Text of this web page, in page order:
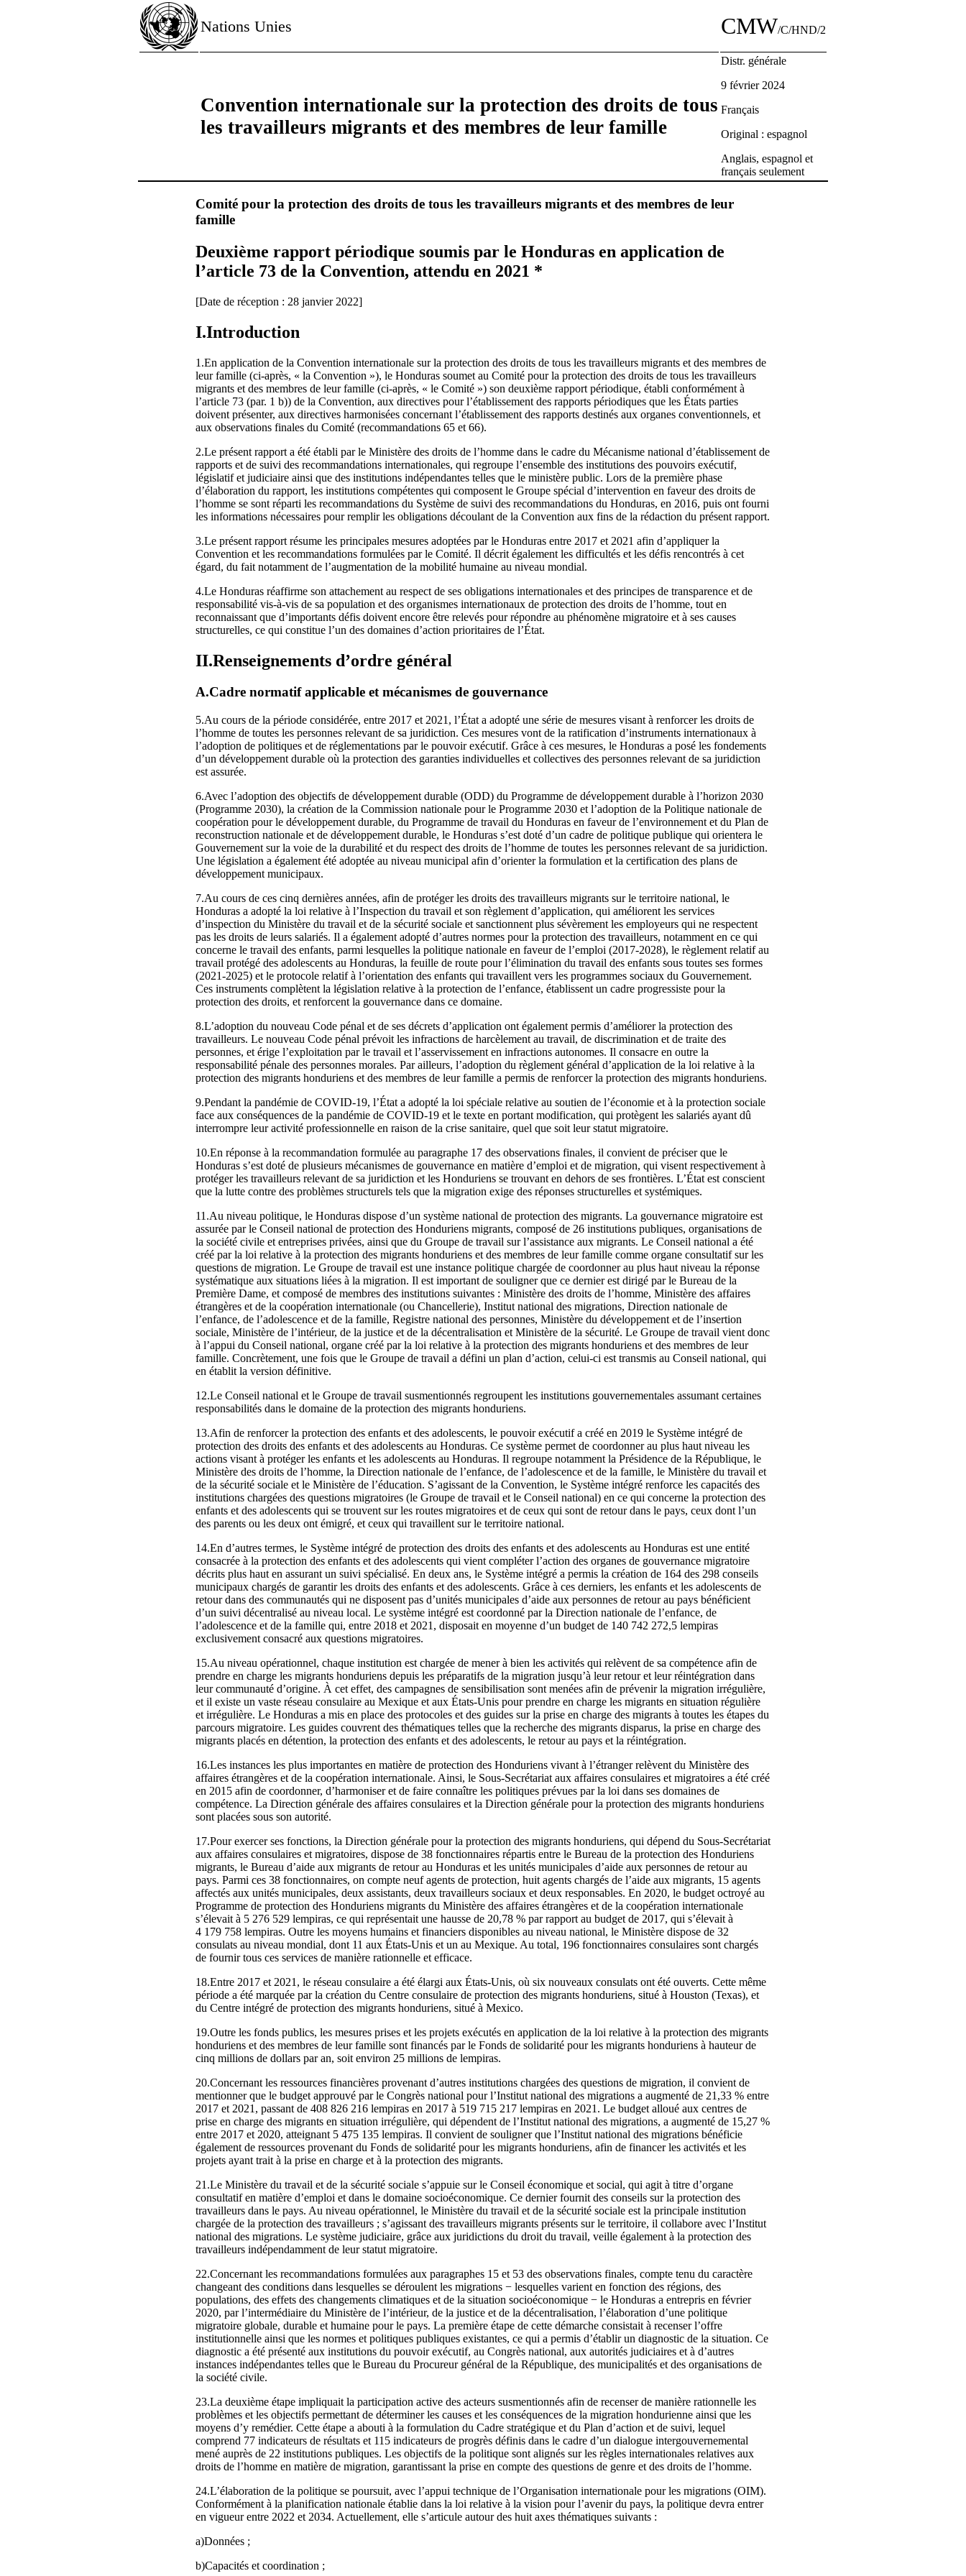
Nations Unies CMW/C/HND/2
Convention internationale sur la protection des droits de tous
les travailleurs migrants et des membres de leur famille
Distr. générale
9 février 2024
Français
Original : espagnol
Anglais, espagnol et
français seulement
Comité pour la protection des droits de tous les travailleurs migrants et des membres de leur
famille
Deuxième rapport périodique soumis par le Honduras en application de
l’article 73 de la Convention, attendu en 2021 *
[Date de réception : 28 janvier 2022]
I.Introduction
1.En application de la Convention internationale sur la protection des droits de tous les travailleurs migrants et des membres de
leur famille (ci-après, « la Convention »), le Honduras soumet au Comité pour la protection des droits de tous les travailleurs
migrants et des membres de leur famille (ci-après, « le Comité ») son deuxième rapport périodique, établi conformément à
l’article 73 (par. 1 b)) de la Convention, aux directives pour l’établissement des rapports périodiques que les États parties
doivent présenter, aux directives harmonisées concernant l’établissement des rapports destinés aux organes conventionnels, et
aux observations finales du Comité (recommandations 65 et 66).
2.Le présent rapport a été établi par le Ministère des droits de l’homme dans le cadre du Mécanisme national d’établissement de
rapports et de suivi des recommandations internationales, qui regroupe l’ensemble des institutions des pouvoirs exécutif,
législatif et judiciaire ainsi que des institutions indépendantes telles que le ministère public. Lors de la première phase
d’élaboration du rapport, les institutions compétentes qui composent le Groupe spécial d’intervention en faveur des droits de
l’homme se sont réparti les recommandations du Système de suivi des recommandations du Honduras, en 2016, puis ont fourni
les informations nécessaires pour remplir les obligations découlant de la Convention aux fins de la rédaction du présent rapport.
3.Le présent rapport résume les principales mesures adoptées par le Honduras entre 2017 et 2021 afin d’appliquer la
Convention et les recommandations formulées par le Comité. Il décrit également les difficultés et les défis rencontrés à cet
égard, du fait notamment de l’augmentation de la mobilité humaine au niveau mondial.
4.Le Honduras réaffirme son attachement au respect de ses obligations internationales et des principes de transparence et de
responsabilité vis-à-vis de sa population et des organismes internationaux de protection des droits de l’homme, tout en
reconnaissant que d’importants défis doivent encore être relevés pour répondre au phénomène migratoire et à ses causes
structurelles, ce qui constitue l’un des domaines d’action prioritaires de l’État.
II.Renseignements d’ordre général
A.Cadre normatif applicable et mécanismes de gouvernance
5.Au cours de la période considérée, entre 2017 et 2021, l’État a adopté une série de mesures visant à renforcer les droits de
l’homme de toutes les personnes relevant de sa juridiction. Ces mesures vont de la ratification d’instruments internationaux à
l’adoption de politiques et de réglementations par le pouvoir exécutif. Grâce à ces mesures, le Honduras a posé les fondements
d’un développement durable où la protection des garanties individuelles et collectives des personnes relevant de sa juridiction
est assurée.
6.Avec l’adoption des objectifs de développement durable (ODD) du Programme de développement durable à l’horizon 2030
(Programme 2030), la création de la Commission nationale pour le Programme 2030 et l’adoption de la Politique nationale de
coopération pour le développement durable, du Programme de travail du Honduras en faveur de l’environnement et du Plan de
reconstruction nationale et de développement durable, le Honduras s’est doté d’un cadre de politique publique qui orientera le
Gouvernement sur la voie de la durabilité et du respect des droits de l’homme de toutes les personnes relevant de sa juridiction.
Une législation a également été adoptée au niveau municipal afin d’orienter la formulation et la certification des plans de
développement municipaux.
7.Au cours de ces cinq dernières années, afin de protéger les droits des travailleurs migrants sur le territoire national, le
Honduras a adopté la loi relative à l’Inspection du travail et son règlement d’application, qui améliorent les services
d’inspection du Ministère du travail et de la sécurité sociale et sanctionnent plus sévèrement les employeurs qui ne respectent
pas les droits de leurs salariés. Il a également adopté d’autres normes pour la protection des travailleurs, notamment en ce qui
concerne le travail des enfants, parmi lesquelles la politique nationale en faveur de l’emploi (2017-2028), le règlement relatif au
travail protégé des adolescents au Honduras, la feuille de route pour l’élimination du travail des enfants sous toutes ses formes
(2021-2025) et le protocole relatif à l’orientation des enfants qui travaillent vers les programmes sociaux du Gouvernement.
Ces instruments complètent la législation relative à la protection de l’enfance, établissent un cadre progressiste pour la
protection des droits, et renforcent la gouvernance dans ce domaine.
8.L’adoption du nouveau Code pénal et de ses décrets d’application ont également permis d’améliorer la protection des
travailleurs. Le nouveau Code pénal prévoit les infractions de harcèlement au travail, de discrimination et de traite des
personnes, et érige l’exploitation par le travail et l’asservissement en infractions autonomes. Il consacre en outre la
responsabilité pénale des personnes morales. Par ailleurs, l’adoption du règlement général d’application de la loi relative à la
protection des migrants honduriens et des membres de leur famille a permis de renforcer la protection des migrants honduriens.
9.Pendant la pandémie de COVID-19, l’État a adopté la loi spéciale relative au soutien de l’économie et à la protection sociale
face aux conséquences de la pandémie de COVID‑19 et le texte en portant modification, qui protègent les salariés ayant dû
interrompre leur activité professionnelle en raison de la crise sanitaire, quel que soit leur statut migratoire.
10.En réponse à la recommandation formulée au paragraphe 17 des observations finales, il convient de préciser que le
Honduras s’est doté de plusieurs mécanismes de gouvernance en matière d’emploi et de migration, qui visent respectivement à
protéger les travailleurs relevant de sa juridiction et les Honduriens se trouvant en dehors de ses frontières. L’État est conscient
que la lutte contre des problèmes structurels tels que la migration exige des réponses structurelles et systémiques.
11.Au niveau politique, le Honduras dispose d’un système national de protection des migrants. La gouvernance migratoire est
assurée par le Conseil national de protection des Honduriens migrants, composé de 26 institutions publiques, organisations de
la société civile et entreprises privées, ainsi que du Groupe de travail sur l’assistance aux migrants. Le Conseil national a été
créé par la loi relative à la protection des migrants honduriens et des membres de leur famille comme organe consultatif sur les
questions de migration. Le Groupe de travail est une instance politique chargée de coordonner au plus haut niveau la réponse
systématique aux situations liées à la migration. Il est important de souligner que ce dernier est dirigé par le Bureau de la
Première Dame, et composé de membres des institutions suivantes : Ministère des droits de l’homme, Ministère des affaires
étrangères et de la coopération internationale (ou Chancellerie), Institut national des migrations, Direction nationale de
l’enfance, de l’adolescence et de la famille, Registre national des personnes, Ministère du développement et de l’insertion
sociale, Ministère de l’intérieur, de la justice et de la décentralisation et Ministère de la sécurité. Le Groupe de travail vient donc
à l’appui du Conseil national, organe créé par la loi relative à la protection des migrants honduriens et des membres de leur
famille. Concrètement, une fois que le Groupe de travail a défini un plan d’action, celui-ci est transmis au Conseil national, qui
en établit la version définitive.
12.Le Conseil national et le Groupe de travail susmentionnés regroupent les institutions gouvernementales assumant certaines
responsabilités dans le domaine de la protection des migrants honduriens.
13.Afin de renforcer la protection des enfants et des adolescents, le pouvoir exécutif a créé en 2019 le Système intégré de
protection des droits des enfants et des adolescents au Honduras. Ce système permet de coordonner au plus haut niveau les
actions visant à protéger les enfants et les adolescents au Honduras. Il regroupe notamment la Présidence de la République, le
Ministère des droits de l’homme, la Direction nationale de l’enfance, de l’adolescence et de la famille, le Ministère du travail et
de la sécurité sociale et le Ministère de l’éducation. S’agissant de la Convention, le Système intégré renforce les capacités des
institutions chargées des questions migratoires (le Groupe de travail et le Conseil national) en ce qui concerne la protection des
enfants et des adolescents qui se trouvent sur les routes migratoires et de ceux qui sont de retour dans le pays, ceux dont l’un
des parents ou les deux ont émigré, et ceux qui travaillent sur le territoire national.
14.En d’autres termes, le Système intégré de protection des droits des enfants et des adolescents au Honduras est une entité
consacrée à la protection des enfants et des adolescents qui vient compléter l’action des organes de gouvernance migratoire
décrits plus haut en assurant un suivi spécialisé. En deux ans, le Système intégré a permis la création de 164 des 298 conseils
municipaux chargés de garantir les droits des enfants et des adolescents. Grâce à ces derniers, les enfants et les adolescents de
retour dans des communautés qui ne disposent pas d’unités municipales d’aide aux personnes de retour au pays bénéficient
d’un suivi décentralisé au niveau local. Le système intégré est coordonné par la Direction nationale de l’enfance, de
l’adolescence et de la famille qui, entre 2018 et 2021, disposait en moyenne d’un budget de 140 742 272,5 lempiras
exclusivement consacré aux questions migratoires.
15.Au niveau opérationnel, chaque institution est chargée de mener à bien les activités qui relèvent de sa compétence afin de
prendre en charge les migrants honduriens depuis les préparatifs de la migration jusqu’à leur retour et leur réintégration dans
leur communauté d’origine. À cet effet, des campagnes de sensibilisation sont menées afin de prévenir la migration irrégulière,
et il existe un vaste réseau consulaire au Mexique et aux États-Unis pour prendre en charge les migrants en situation régulière
et irrégulière. Le Honduras a mis en place des protocoles et des guides sur la prise en charge des migrants à toutes les étapes du
parcours migratoire. Les guides couvrent des thématiques telles que la recherche des migrants disparus, la prise en charge des
migrants placés en détention, la protection des enfants et des adolescents, le retour au pays et la réintégration.
16.Les instances les plus importantes en matière de protection des Honduriens vivant à l’étranger relèvent du Ministère des
affaires étrangères et de la coopération internationale. Ainsi, le Sous-Secrétariat aux affaires consulaires et migratoires a été créé
en 2015 afin de coordonner, d’harmoniser et de faire connaître les politiques prévues par la loi dans ses domaines de
compétence. La Direction générale des affaires consulaires et la Direction générale pour la protection des migrants honduriens
sont placées sous son autorité.
17.Pour exercer ses fonctions, la Direction générale pour la protection des migrants honduriens, qui dépend du Sous-Secrétariat
aux affaires consulaires et migratoires, dispose de 38 fonctionnaires répartis entre le Bureau de la protection des Honduriens
migrants, le Bureau d’aide aux migrants de retour au Honduras et les unités municipales d’aide aux personnes de retour au
pays. Parmi ces 38 fonctionnaires, on compte neuf agents de protection, huit agents chargés de l’aide aux migrants, 15 agents
affectés aux unités municipales, deux assistants, deux travailleurs sociaux et deux responsables. En 2020, le budget octroyé au
Programme de protection des Honduriens migrants du Ministère des affaires étrangères et de la coopération internationale
s’élevait à 5 276 529 lempiras, ce qui représentait une hausse de 20,78 % par rapport au budget de 2017, qui s’élevait à
4 179 758 lempiras. Outre les moyens humains et financiers disponibles au niveau national, le Ministère dispose de 32
consulats au niveau mondial, dont 11 aux États-Unis et un au Mexique. Au total, 196 fonctionnaires consulaires sont chargés
de fournir tous ces services de manière rationnelle et efficace.
18.Entre 2017 et 2021, le réseau consulaire a été élargi aux États-Unis, où six nouveaux consulats ont été ouverts. Cette même
période a été marquée par la création du Centre consulaire de protection des migrants honduriens, situé à Houston (Texas), et
du Centre intégré de protection des migrants honduriens, situé à Mexico.
19.Outre les fonds publics, les mesures prises et les projets exécutés en application de la loi relative à la protection des migrants
honduriens et des membres de leur famille sont financés par le Fonds de solidarité pour les migrants honduriens à hauteur de
cinq millions de dollars par an, soit environ 25 millions de lempiras.
20.Concernant les ressources financières provenant d’autres institutions chargées des questions de migration, il convient de
mentionner que le budget approuvé par le Congrès national pour l’Institut national des migrations a augmenté de 21,33 % entre
2017 et 2021, passant de 408 826 216 lempiras en 2017 à 519 715 217 lempiras en 2021. Le budget alloué aux centres de
prise en charge des migrants en situation irrégulière, qui dépendent de l’Institut national des migrations, a augmenté de 15,27 %
entre 2017 et 2020, atteignant 5 475 135 lempiras. Il convient de souligner que l’Institut national des migrations bénéficie
également de ressources provenant du Fonds de solidarité pour les migrants honduriens, afin de financer les activités et les
projets ayant trait à la prise en charge et à la protection des migrants.
21.Le Ministère du travail et de la sécurité sociale s’appuie sur le Conseil économique et social, qui agit à titre d’organe
consultatif en matière d’emploi et dans le domaine socioéconomique. Ce dernier fournit des conseils sur la protection des
travailleurs dans le pays. Au niveau opérationnel, le Ministère du travail et de la sécurité sociale est la principale institution
chargée de la protection des travailleurs ; s’agissant des travailleurs migrants présents sur le territoire, il collabore avec l’Institut
national des migrations. Le système judiciaire, grâce aux juridictions du droit du travail, veille également à la protection des
travailleurs indépendamment de leur statut migratoire.
22.Concernant les recommandations formulées aux paragraphes 15 et 53 des observations finales, compte tenu du caractère
changeant des conditions dans lesquelles se déroulent les migrations − lesquelles varient en fonction des régions, des
populations, des effets des changements climatiques et de la situation socioéconomique − le Honduras a entrepris en février
2020, par l’intermédiaire du Ministère de l’intérieur, de la justice et de la décentralisation, l’élaboration d’une politique
migratoire globale, durable et humaine pour le pays. La première étape de cette démarche consistait à recenser l’offre
institutionnelle ainsi que les normes et politiques publiques existantes, ce qui a permis d’établir un diagnostic de la situation. Ce
diagnostic a été présenté aux institutions du pouvoir exécutif, au Congrès national, aux autorités judiciaires et à d’autres
instances indépendantes telles que le Bureau du Procureur général de la République, des municipalités et des organisations de
la société civile.
23.La deuxième étape impliquait la participation active des acteurs susmentionnés afin de recenser de manière rationnelle les
problèmes et les objectifs permettant de déterminer les causes et les conséquences de la migration hondurienne ainsi que les
moyens d’y remédier. Cette étape a abouti à la formulation du Cadre stratégique et du Plan d’action et de suivi, lequel
comprend 77 indicateurs de résultats et 115 indicateurs de progrès définis dans le cadre d’un dialogue intergouvernemental
mené auprès de 22 institutions publiques. Les objectifs de la politique sont alignés sur les règles internationales relatives aux
droits de l’homme en matière de migration, garantissant la prise en compte des questions de genre et des droits de l’homme.
24.L’élaboration de la politique se poursuit, avec l’appui technique de l’Organisation internationale pour les migrations (OIM).
Conformément à la planification nationale établie dans la loi relative à la vision pour l’avenir du pays, la politique devra entrer
en vigueur entre 2022 et 2034. Actuellement, elle s’articule autour des huit axes thématiques suivants :
a)Données ;
b)Capacités et coordination ;